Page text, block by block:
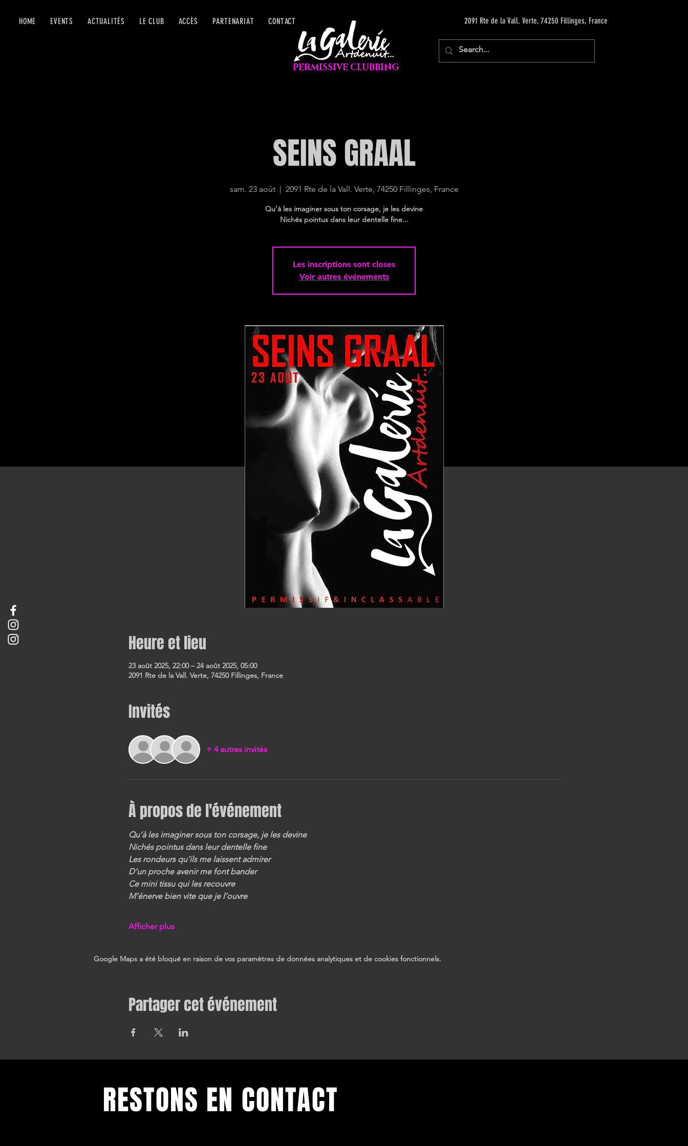
HOME EVENTS ACTUALITÉS LE CLUB ACCÈS PARTENARIAT CONTACT 2091 Rte de la Vall. Verte, 74250 Fillinges, France
PERMISSIVE CLUBBING
SEINS GRAAL
sam. 23 août
  |
2091 Rte de la Vall. Verte, 74250 Fillinges, France
Qu’à les imaginer sous ton corsage, je les devine
Nichés pointus dans leur dentelle fine...
Les inscriptions sont closes
Voir autres événements
Heure et lieu
23 août 2025, 22:00 – 24 août 2025, 05:00
2091 Rte de la Vall. Verte, 74250 Fillinges, France
Invités
+ 4 autres invités
À propos de l'événement
Qu’à les imaginer sous ton corsage, je les devine
Nichés pointus dans leur dentelle fine
Les rondeurs qu’ils me laissent admirer
D’un proche avenir me font bander
Ce mini tissu qui les recouvre
M’énerve bien vite que je l’ouvre
Afficher plus
Google Maps a été bloqué en raison de vos paramètres de données analytiques et de cookies fonctionnels.
Partager cet événement
RESTONS EN CONTACT